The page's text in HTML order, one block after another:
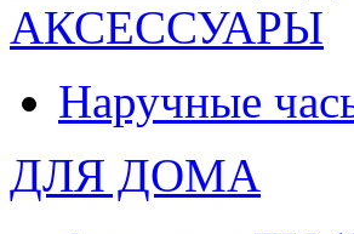
АКСЕССУАРЫ
Наручные
ДЛЯ ДОМА